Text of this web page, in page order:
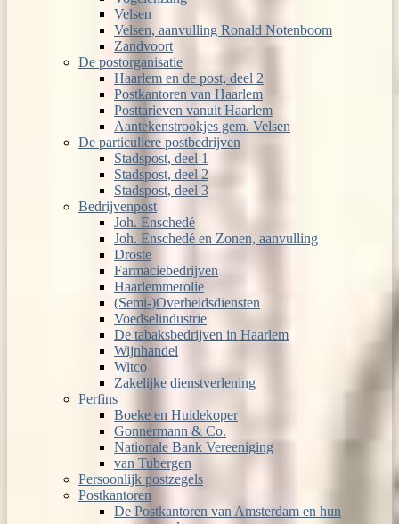
Velsen
Velsen, aanvulling Ronald Notenboom
Zandvoort
De postorganisatie
Haarlem en de post, deel 2
Postkantoren van Haarlem
Posttarieven vanuit Haarlem
Aantekenstrookjes gem. Velsen
De particuliere postbedrijven
Stadspost, deel 1
Stadspost, deel 2
Stadspost, deel 3
Bedrijvenpost
Joh. Enschedé
Joh. Enschedé en Zonen, aanvulling
Droste
Farmaciebedrijven
Haarlemmerolie
(Semi-)Overheidsdiensten
Voedselindustrie
De tabaksbedrijven in Haarlem
Wijnhandel
Witco
Zakelijke dienstverlening
Perfins
Boeke en Huidekoper
Gonnermann & Co.
Nationale Bank Vereeniging
van Tubergen
Persoonlijk postzegels
Postkantoren
De Postkantoren van Amsterdam en hun